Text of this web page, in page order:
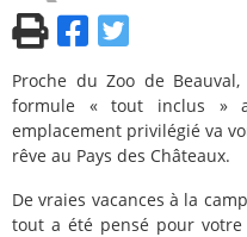
Proche du Zoo de
formule « tout inclus »
emplacement privilégié va
rêve au Pays des Châteaux.
De vraies vacances à la
tout a été pensé pour